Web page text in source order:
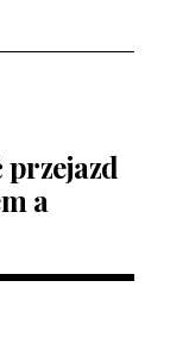
przejazd
a